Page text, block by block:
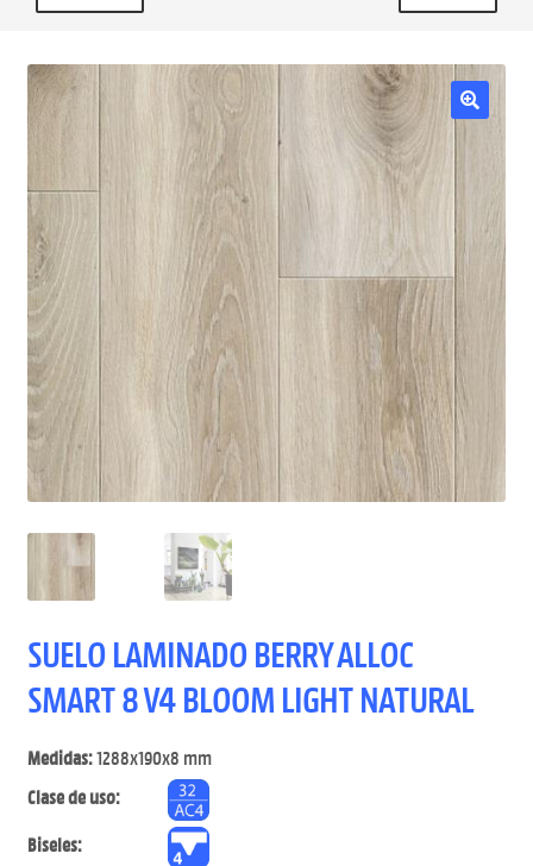
FSC
MADERAS
MOLDURAS
TABLEROS
BRICO/SHOP
RESTAURA
Política de precios
SUELO LAMINADO BERRY ALLOC
SMART 8 V4 BLOOM LIGHT NATURAL
Medidas:1288x190x8 mm
Clase de uso:
Biseles: